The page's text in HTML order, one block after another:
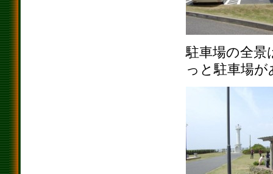
駐車場の全
っと駐車場